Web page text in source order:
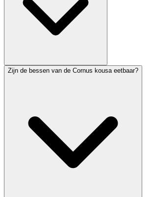
Zijn de bessen van de Cornus kousa eetbaar?